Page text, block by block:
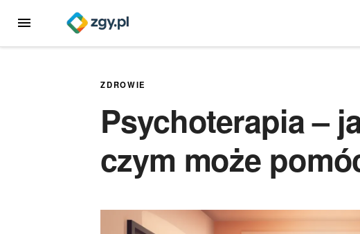
MENU
ZDROWIE
Psychoterapia –
czym może